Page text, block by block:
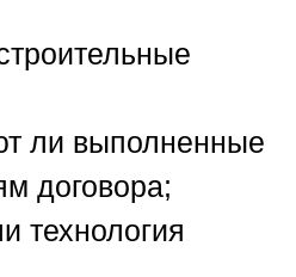
ли выполненные
договора;
технология